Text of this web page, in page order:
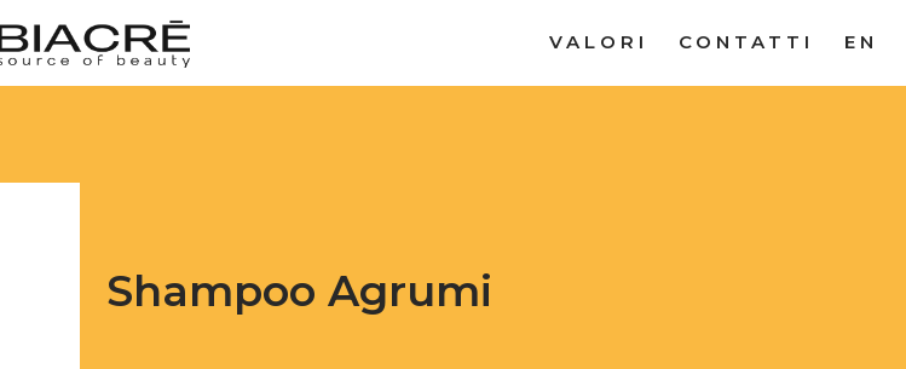
VALORI CONTATTI EN
Shampoo Agrumi